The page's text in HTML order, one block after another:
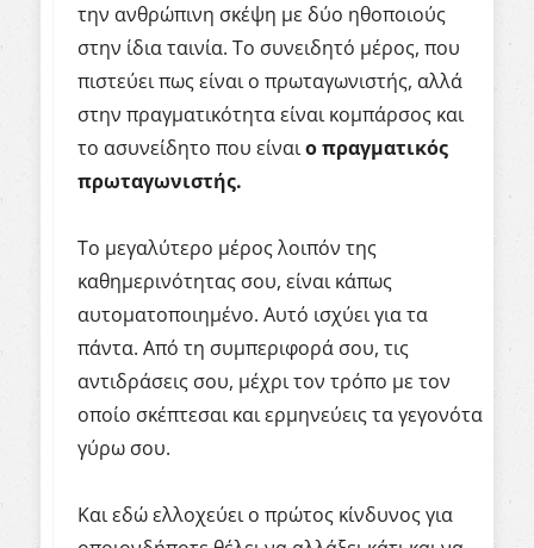
την ανθρώπινη σκέψη με δύο ηθοποιούς
στην ίδια ταινία. Το συνειδητό μέρος, που
πιστεύει πως είναι ο πρωταγωνιστής, αλλά
στην πραγματικότητα είναι κομπάρσος και
το ασυνείδητο που είναιοπραγματικός
πρωταγωνιστής.
Το μεγαλύτερο μέρος λοιπόν της
καθημερινότητας σου, είναι κάπως
αυτοματοποιημένο. Αυτό ισχύει για τα
πάντα. Από τη συμπεριφορά σου, τις
αντιδράσεις σου, μέχρι τον τρόπο με τον
οποίο σκέπτεσαι και ερμηνεύεις τα γεγονότα
γύρω σου.
Και εδώ ελλοχεύει ο πρώτος κίνδυνος για